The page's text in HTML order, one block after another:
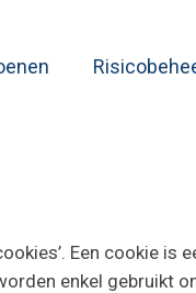
Een cookie
enkel gebruikt